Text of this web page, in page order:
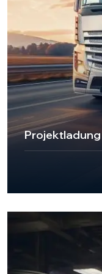
UKT Express
Lösungen für
Großprojekte
Professionalität